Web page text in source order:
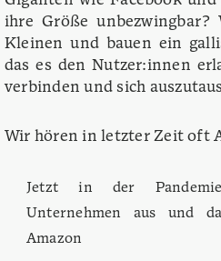
ihre Größe
Kleinen und bauen ein
das es den Nutzer:innen
verbinden und sich
Wir hören in letzter Zeit oft
Jetzt in der
Unternehmen aus und
Amazon